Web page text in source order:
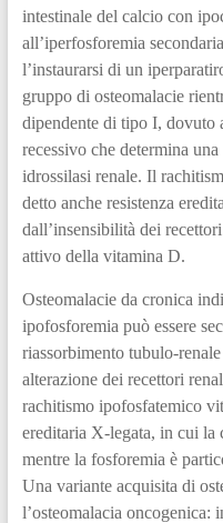
intestinale del calcio con
all’iperfosforemia
l’instaurarsi di un
gruppo di osteomalacie
dipendente di tipo I, dovuto
recessivo che determina
idrossilasi renale. Il
detto anche resistenza
dall’insensibilità dei
attivo della vitamina D.
Osteomalacie da cronica
ipofosforemia può essere
riassorbimento tubulo-
alterazione dei recettori
rachitismo ipofosfatemico
ereditaria X-legata, in cui la
mentre la fosforemia è
Una variante acquisita di
l’osteomalacia oncogenica: